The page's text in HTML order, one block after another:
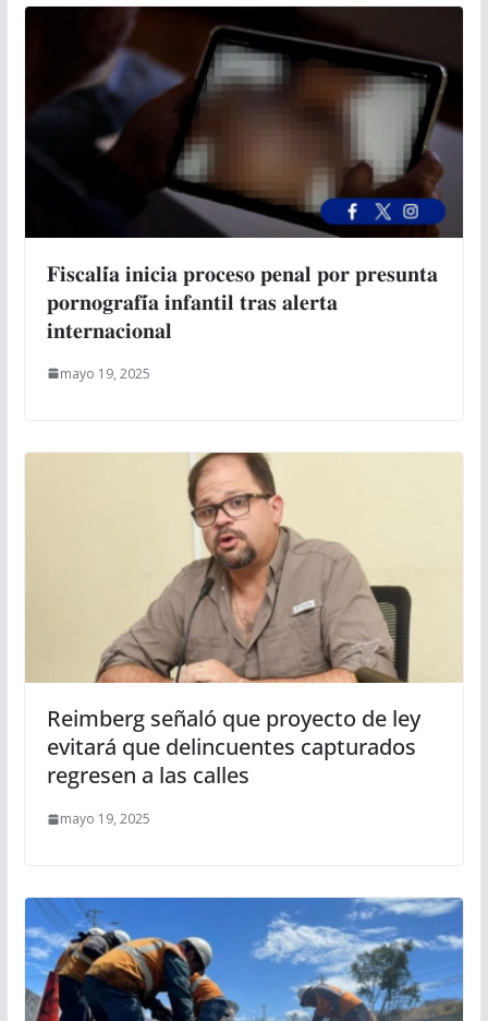
𝐅𝐢𝐬𝐜𝐚𝐥𝐢́𝐚 𝐢𝐧𝐢𝐜𝐢𝐚 𝐩𝐫𝐨𝐜𝐞𝐬𝐨 𝐩𝐞𝐧𝐚𝐥 𝐩𝐨𝐫 𝐩𝐫𝐞𝐬𝐮𝐧𝐭𝐚
𝐩𝐨𝐫𝐧𝐨𝐠𝐫𝐚𝐟𝐢́𝐚 𝐢𝐧𝐟𝐚𝐧𝐭𝐢𝐥 𝐭𝐫𝐚𝐬 𝐚𝐥𝐞𝐫𝐭𝐚
𝐢𝐧𝐭𝐞𝐫𝐧𝐚𝐜𝐢𝐨𝐧𝐚𝐥
mayo 19, 2025
Reimberg señaló que proyecto de ley
evitará que delincuentes capturados
regresen a las calles
mayo 19, 2025